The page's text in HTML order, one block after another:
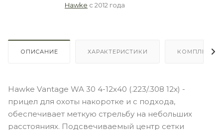
Hawke с 2012 года
ОПИСАНИЕ ХАРАКТЕРИСТИКИ
Наwkе Vаntаgе WA 30 4-12x40 (.223/.308 12x) -
прицел для охоты накоротке и с подхода,
обеспечивает меткую стрельбу на небольших
расстояниях. Подсвечиваемый центр сетки